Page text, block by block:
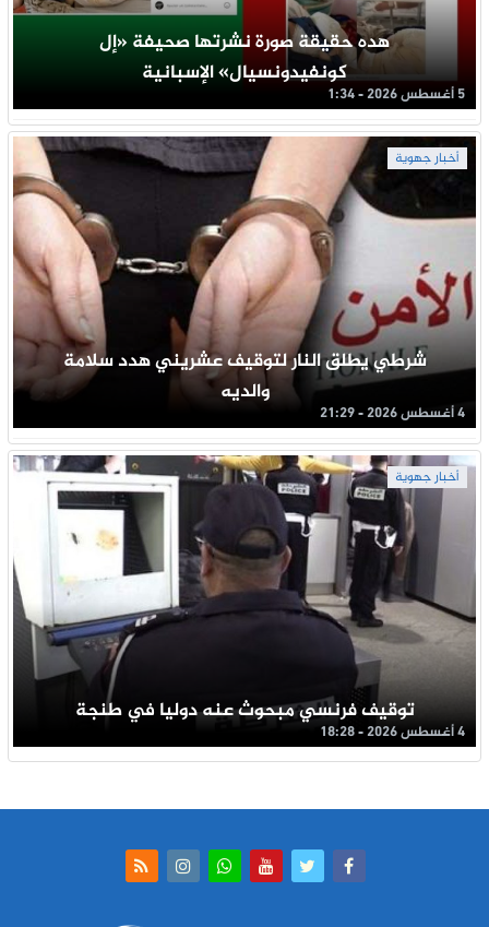
هده حقيقة صورة نشرتها صحيفة «إل
كونفيدونسيال» الإسبانية
5 أغسطس 2026 - 1:34
أخبار جهوية
شرطي يطلق النار لتوقيف عشريني هدد سلامة
والديه
4 أغسطس 2026 - 21:29
أخبار جهوية
توقيف فرنسي مبحوث عنه دوليا في طنجة
4 أغسطس 2026 - 18:28